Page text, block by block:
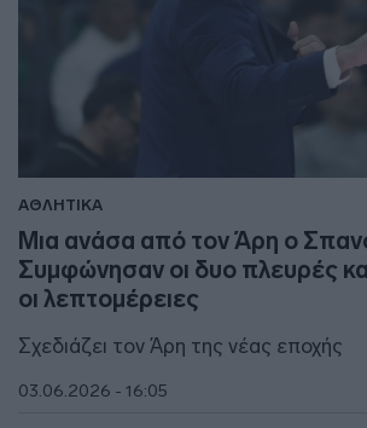
ΑΘΛΗΤΙΚΑ
Μια ανάσα από τον Άρη ο
Συμφώνησαν οι δυο πλευρές
οι λεπτομέρειες
Σχεδιάζει τον Άρη της νέας εποχής
03.06.2026 - 16:05